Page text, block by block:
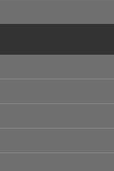
サイトを通じて
、Cookieを使用す
よりCookieを無
りますのでご留意
は、アクセスログ
録しています。
や利用状況に関す
れ以外の目的で使